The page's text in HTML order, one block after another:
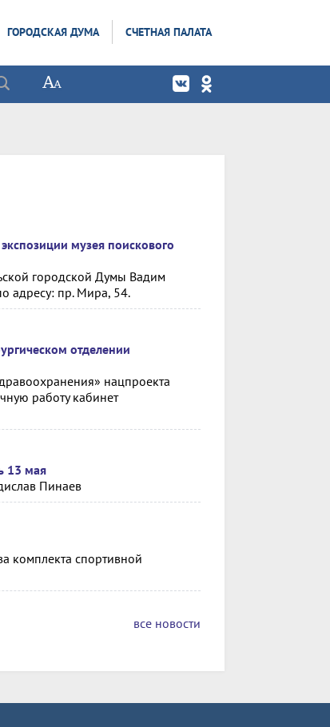
ГОРОДСКАЯ ДУМА СЧЕТНАЯ ПАЛАТА
музея поискового
городской Думы Вадим
адресу: пр. Мира, 54.
отделении
нацпроекта
работу кабинет
13 мая
Пинаев
комплекта спортивной
все новости